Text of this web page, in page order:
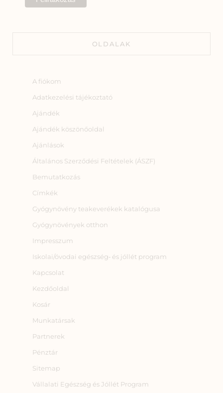
OLDALAK
A fiókom
Adatkezelési tájékoztató
Ajándék
Ajándék köszönőoldal
Ajánlások
Általános Szerződési Feltételek (ÁSZF)
Bemutatkozás
Címkék
Gyógynövény teakeverékek katalógusa
Gyógynövények otthon
Impresszum
Iskolai/óvodai egészség‑ és jóllét program
Kapcsolat
Kezdőoldal
Kosár
Munkatársak
Partnerek
Pénztár
Sitemap
Vállalati Egészség és Jóllét Program